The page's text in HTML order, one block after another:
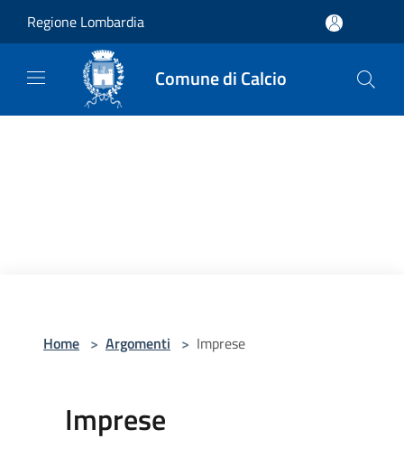
Regione Lombardia
Comune di Calcio
Home > Argomenti > Imprese
Imprese